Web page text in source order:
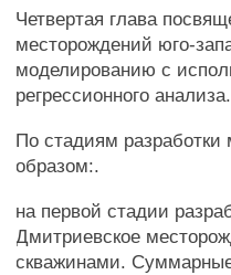
Четвертая глава
месторождений юго-
моделированию с
регрессионного анализа.
По стадиям
образом:.
на первой стадии
Дмитриевское
скважинами.